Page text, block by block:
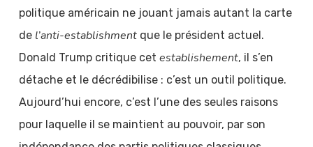
politique américain ne jouant jamais autant la carte
de l’anti-establishmentque le président actuel.
Donald Trump critique cet establishement, il s’en
détache et le décrédibilise : c’est un outil politique.
Aujourd’hui encore, c’est l’une des seules raisons
pour laquelle il se maintient au pouvoir, par son